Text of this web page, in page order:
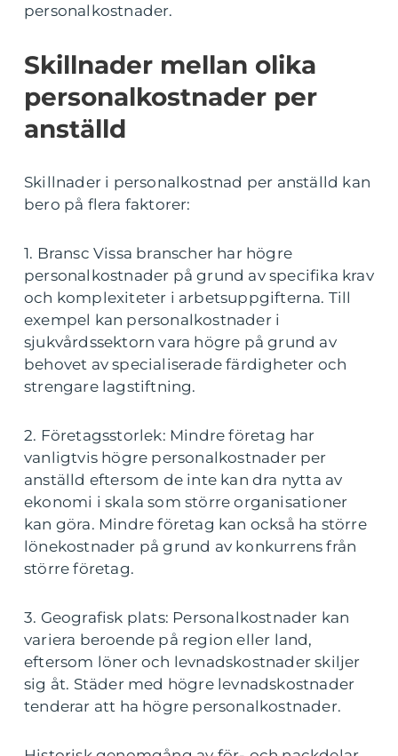
personalkostnader.
Skillnader mellan olika
personalkostnader per
anställd
Skillnader i personalkostnad per anställd kan
bero på flera faktorer:
1. Bransc Vissa branscher har högre
personalkostnader på grund av specifika krav
och komplexiteter i arbetsuppgifterna. Till
exempel kan personalkostnader i
sjukvårdssektorn vara högre på grund av
behovet av specialiserade färdigheter och
strengare lagstiftning.
2. Företagsstorlek: Mindre företag har
vanligtvis högre personalkostnader per
anställd eftersom de inte kan dra nytta av
ekonomi i skala som större organisationer
kan göra. Mindre företag kan också ha större
lönekostnader på grund av konkurrens från
större företag.
3. Geografisk plats: Personalkostnader kan
variera beroende på region eller land,
eftersom löner och levnadskostnader skiljer
sig åt. Städer med högre levnadskostnader
tenderar att ha högre personalkostnader.